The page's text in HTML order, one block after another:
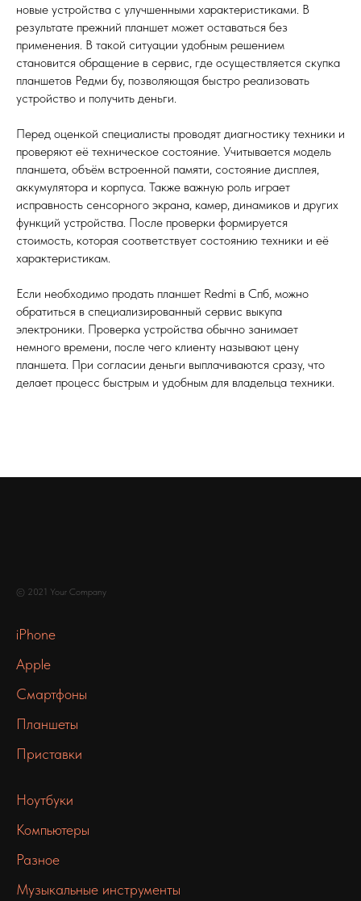
новые устройства с улучшенными характеристиками. В
результате прежний планшет может оставаться без
применения. В такой ситуации удобным решением
становится обращение в сервис, где осуществляется скупка
планшетов Редми бу, позволяющая быстро реализовать
устройство и получить деньги.
Перед оценкой специалисты проводят диагностику техники и
проверяют её техническое состояние. Учитывается модель
планшета, объём встроенной памяти, состояние дисплея,
аккумулятора и корпуса. Также важную роль играет
исправность сенсорного экрана, камер, динамиков и других
функций устройства. После проверки формируется
стоимость, которая соответствует состоянию техники и её
характеристикам.
Если необходимо продать планшет Redmi в Спб, можно
обратиться в специализированный сервис выкупа
электроники. Проверка устройства обычно занимает
немного времени, после чего клиенту называют цену
планшета. При согласии деньги выплачиваются сразу, что
делает процесс быстрым и удобным для владельца техники.
© 2021 Your Company
iPhone
Apple
Смартфоны
Планшеты
Приставки
Ноутбуки
Компьютеры
Разное
Музыкальные инструменты